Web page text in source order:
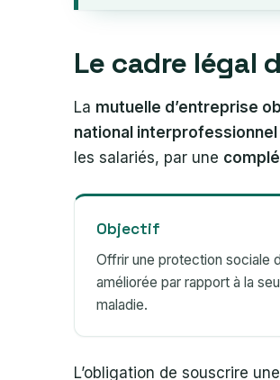
Le cadre légal
La mutuelle d’entreprise
national interprofessionnel
les salariés, par une
Objectif
Offrir une protection sociale
améliorée par rapport à la
maladie.
L’obligation de souscrire une